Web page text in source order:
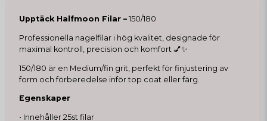
Upptäck Halfmoon Filar – 150/180
Professionella nagelfilar i hög kvalitet, designade för
maximal kontroll, precision och komfort 💅✨
150/180 är en Medium/fin grit, perfekt för finjustering av
form och förberedelse inför top coat eller färg.
Egenskaper
• Innehåller 25st filar